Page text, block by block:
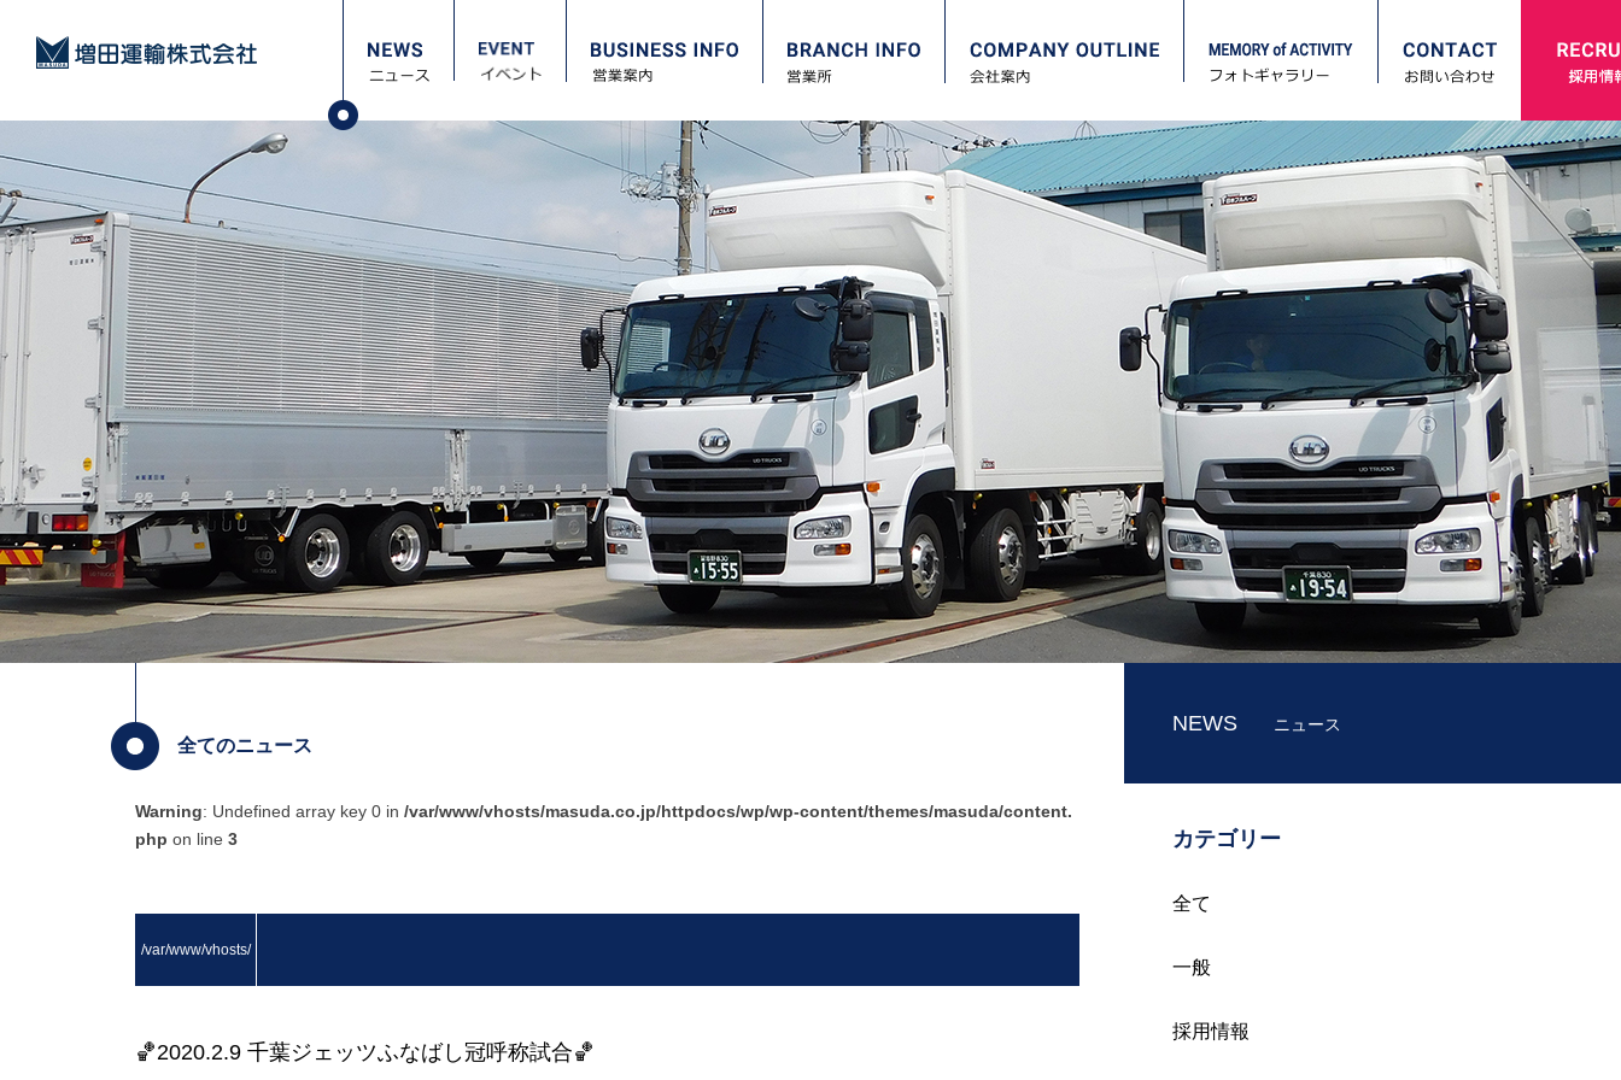
全てのニュース
Warning: Undefined array key 0 in /var/www/vhosts/masuda.co.jp/httpdocs/wp/wp-content/themes/masuda/content.
php on line 3
/var/www/vhosts/
🏀2020.2.9 千葉ジェッツふなばし冠呼称試合🏀
NEWS ニュース
カテゴリー
全て
一般
採用情報